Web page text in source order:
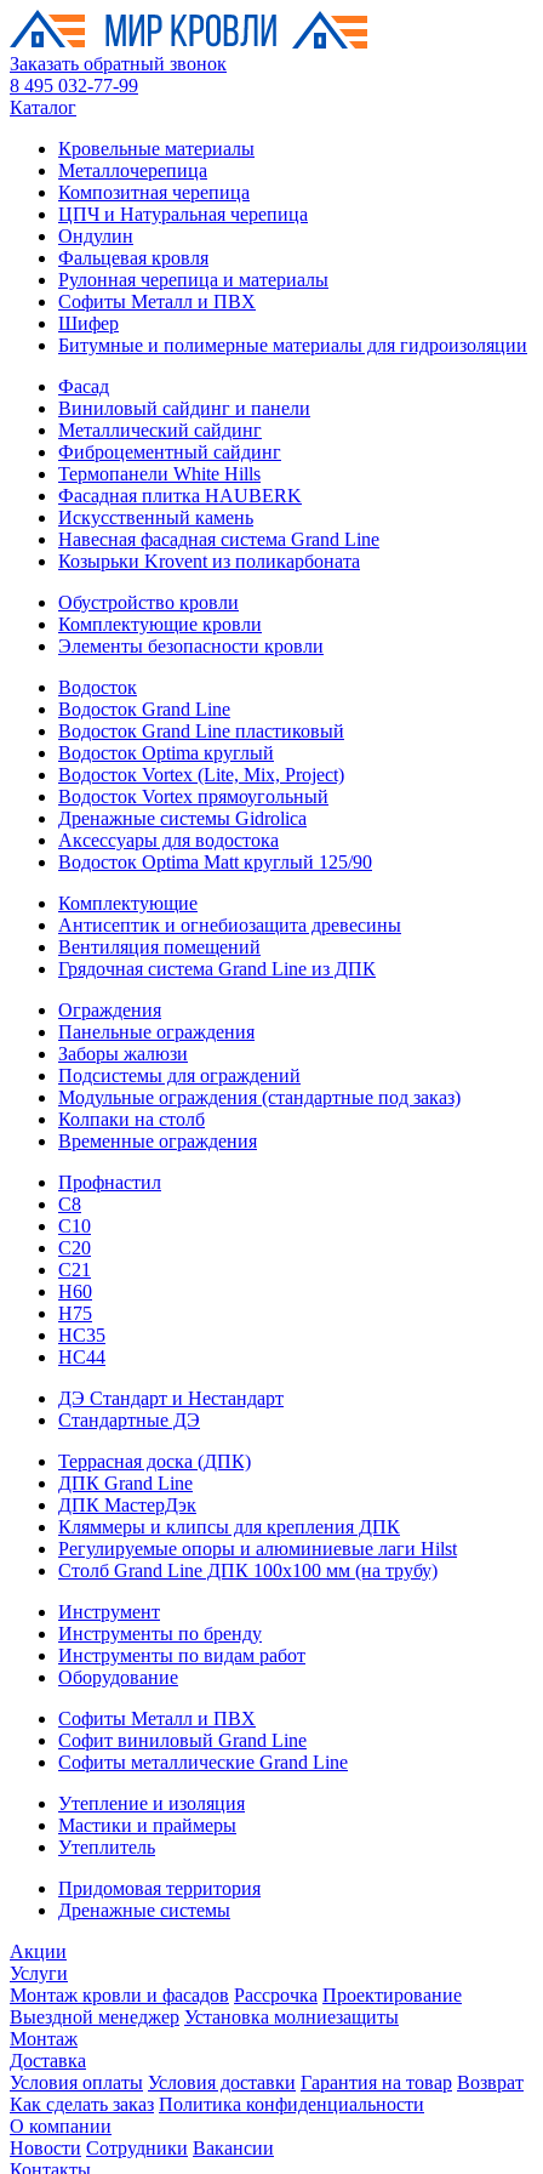
Заказать обратный звонок
8 495 032-77-99
Каталог
Кровельные материалы
Металлочерепица
Композитная черепица
ЦПЧ и Натуральная черепица
Ондулин
Фальцевая кровля
Рулонная черепица и материалы
Софиты Металл и ПВХ
Шифер
Битумные и полимерные материалы для гидроизоляции
Фасад
Виниловый сайдинг и панели
Металлический сайдинг
Фиброцементный сайдинг
Термопанели White Hills
Фасадная плитка HAUBERK
Искусственный камень
Навесная фасадная система Grand Line
Козырьки Krovent из поликарбоната
Обустройство кровли
Комплектующие кровли
Элементы безопасности кровли
Водосток
Водосток Grand Line
Водосток Grand Line пластиковый
Водосток Optima круглый
Водосток Vortex (Lite, Mix, Project)
Водосток Vortex прямоугольный
Дренажные системы Gidrolica
Аксессуары для водостока
Водосток Optima Matt круглый 125/90
Комплектующие
Антисептик и огнебиозащита древесины
Вентиляция помещений
Грядочная система Grand Line из ДПК
Ограждения
Панельные ограждения
Заборы жалюзи
Подсистемы для ограждений
Модульные ограждения (стандартные под заказ)
Колпаки на столб
Временные ограждения
Профнастил
С8
С10
С20
С21
H60
H75
HС35
НС44
ДЭ Стандарт и Нестандарт
Стандартные ДЭ
Террасная доска (ДПК)
ДПК Grand Line
ДПК МастерДэк
Кляммеры и клипсы для крепления ДПК
Регулируемые опоры и алюминиевые лаги Hilst
Столб Grand Line ДПК 100х100 мм (на трубу)
Инструмент
Инструменты по бренду
Инструменты по видам работ
Оборудование
Софиты Металл и ПВХ
Софит виниловый Grand Line
Софиты металлические Grand Line
Утепление и изоляция
Мастики и праймеры
Утеплитель
Придомовая территория
Дренажные системы
Акции
Услуги
Монтаж кровли и фасадов Рассрочка Проектирование
Выездной менеджер Установка молниезащиты
Монтаж
Доставка
Условия оплаты Условия доставки Гарантия на товар Возврат
Как сделать заказ Политика конфиденциальности
О компании
Новости Сотрудники Вакансии
Контакты